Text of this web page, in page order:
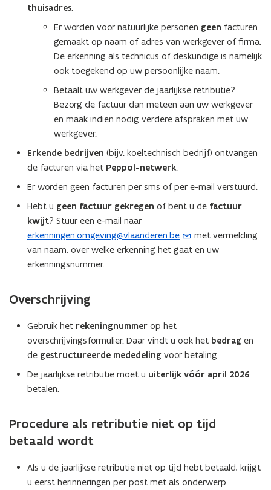
thuisadres.
Er worden voor natuurlijke personen geen facturen
gemaakt op naam of adres van werkgever of firma.
De erkenning als technicus of deskundige is namelijk
ook toegekend op uw persoonlijke naam.
Betaalt uw werkgever de jaarlijkse retributie?
Bezorg de factuur dan meteen aan uw werkgever
en maak indien nodig verdere afspraken met uw
werkgever.
Erkende bedrijven (bijv. koeltechnisch bedrijf) ontvangen
de facturen via het Peppol-netwerk.
Er worden geen facturen per sms of per e-mail verstuurd.
Hebt u geen factuur gekregen of bent u de factuur
kwijt? Stuur een e-mail naar
erkenningen.omgeving@vlaanderen.be
(
o
p
i
n
u
e
-
a
i
a
p
met vermelding
van naam, over welke erkenning het gaat en uw
erkenningsnummer.
Overschrijving
Gebruik het rekeningnummer op het
overschrijvingsformulier. Daar vindt u ook het bedrag en
de gestructureerde mededeling voor betaling.
De jaarlijkse retributie moet u uiterlijk vóór april 2026
betalen.
Procedure als retributie niet op tijd
betaald wordt
Als u de jaarlijkse retributie niet op tijd hebt betaald, krijgt
u eerst herinneringen per post met als onderwerp